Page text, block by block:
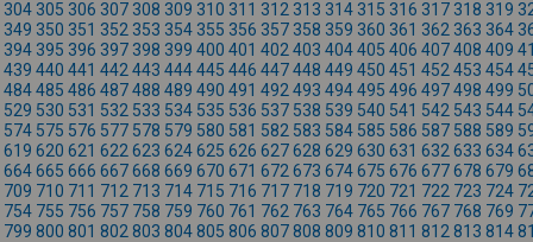
304 305 306 307 308 309 310 311 312 313 314 315 316 317 318 319
349 350 351 352 353 354 355 356 357 358 359 360 361 362 363 364
394 395 396 397 398 399 400 401 402 403 404405 406 407408 409
439 440 441 442 443 444445 446 447448 449 450 451 452 453 454
484485 486 487488 489 490 491 492 493 494495 496 497498 499
529 530 531 532 533 534 535 536 537 538 539 540 541 542 543 544
574 575 576 577 578 579 580 581 582 583 584 585 586 587 588 589
619 620 621 622 623 624625 626 627628 629 630 631 632 633 634
664665 666 667668 669 670 671 672 673 674675 676 677678 679
709 710 711 712 713 714 715 716 717 718 719 720 721 722 723 724
754 755 756 757 758 759 760 761 762 763 764 765 766 767 768 769
799 800 801 802 803 804805 806 807808 809 810 811 812 813 814